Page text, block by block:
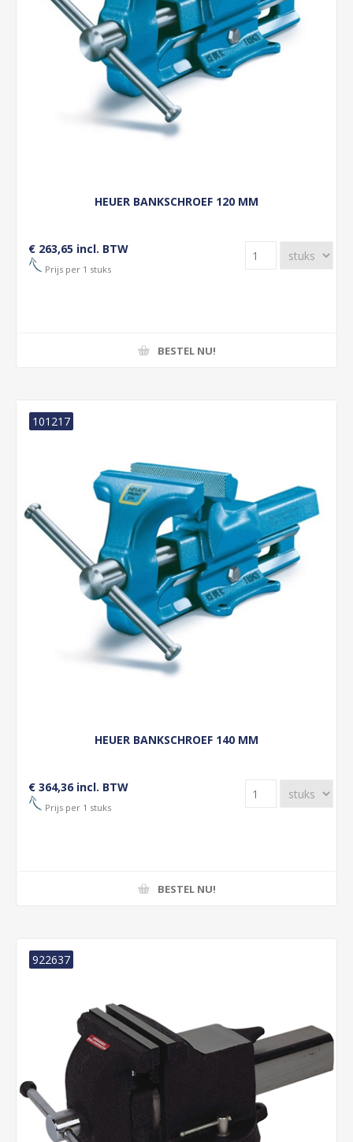
HEUER BANKSCHROEF 120 MM
€ 263,65 incl. BTW
Prijs per 1 stuks
BESTEL NU!
HEUER BANKSCHROEF 140 MM
101217
€ 364,36 incl. BTW
Prijs per 1 stuks
BESTEL NU!
922637